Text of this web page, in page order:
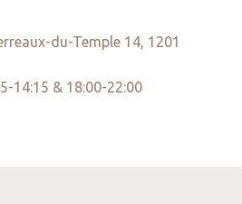
du-Temple 14, 1201
14:15 & 18:00-22:00